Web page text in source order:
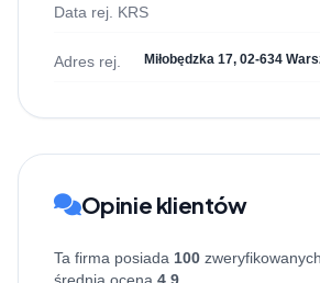
Data rej. KRS
Adres rej. Miłobędzka 17, 02-634
Opinie klientów
Ta firma posiada 100